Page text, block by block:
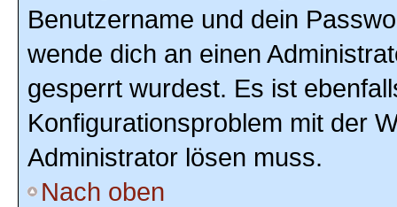
Benutzername und dein
wende dich an einen
gesperrt wurdest. Es ist
Konfigurationsproblem mit der
Administrator lösen muss.
Nach oben